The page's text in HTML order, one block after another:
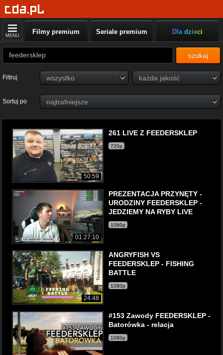
MENU Filmy premium Seriale premium Dla dzieci
szukaj
Filtruj
Sortuj po
50:59
261 LIVE Z FEEDERSKLEP
720p
01:27:10
PREZENTACJA PRZYNĘTY -
URODZINY FEEDERSKLEP -
JEDZIEMY NA RYBY LIVE
1080p
24:48
ANGRYFISH VS
FEEDERSKLEP - FISHING
BATTLE
1080p
#153 Zawody FEEDERSKLEP -
Batorówka - relacja
1080p